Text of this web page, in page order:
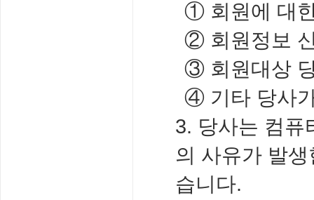
① 회원에 대
② 회원정보
③ 회원대상
④ 기타 당사
3. 당사는 컴퓨
의 사유가 발
습니다.